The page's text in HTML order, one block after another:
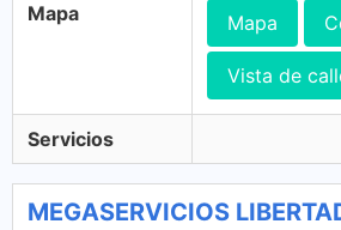
Mapa Mapa
Vista de
Servicios
MEGASERVICIOS